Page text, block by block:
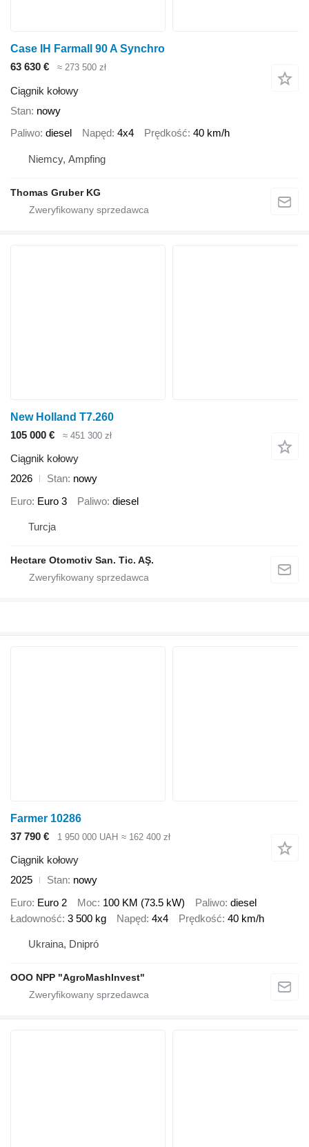
Case IH Farmall 90 A Synchro
63 630 €
≈ 273 500 zł
Ciągnik kołowy
Stan nowy
Paliwo diesel Napęd 4x4 Prędkość 40 km/h
Niemcy, Ampfing
Thomas Gruber KG
New Holland T7.260
105 000 €
≈ 451 300 zł
Ciągnik kołowy
2026
Stan nowy
Euro Euro 3 Paliwo diesel
Turcja
Hectare Otomotiv San. Tic. AŞ.
Farmer 10286
37 790 €
1 950 000 UAH ≈ 162 400 zł
Ciągnik kołowy
2025
Stan nowy
Euro Euro 2 Moc 100 KM (73.5 kW) Paliwo diesel
Ładowność 3 500 kg Napęd 4x4 Prędkość 40 km/h
Ukraina, Dnipró
OOO NPP "AgroMashInvest"